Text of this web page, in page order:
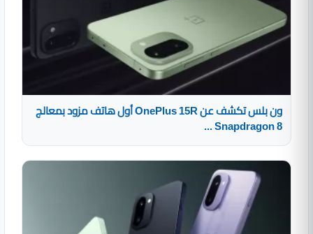
ون بلس تكشف عن OnePlus 15R أول هاتف مزود بمعالج
Snapdragon 8 ...